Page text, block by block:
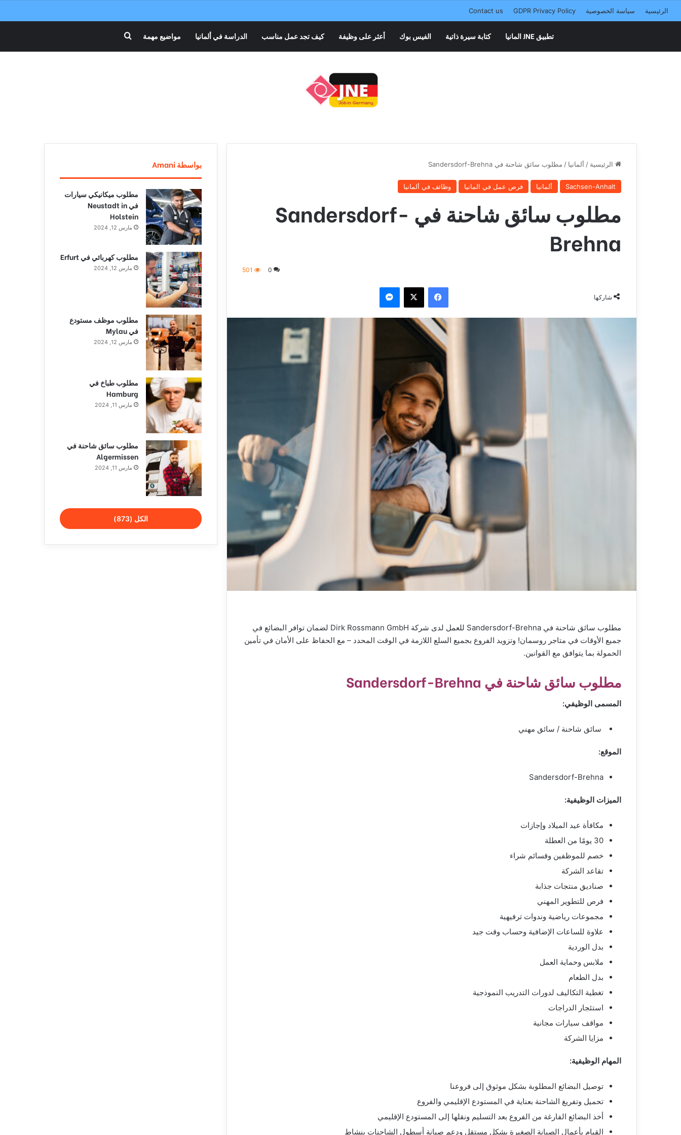
الرئيسية سياسة الخصوصية GDPR Privacy Policy
Contact us
تطبيق JNE المانيا كتابة سيرة ذاتية الفيس بوك أعثر على وظيفة كيف تجد عمل مناسب الدراسة في ألمانيا مواضيع مهمة
الرئيسية / ألمانيا / مطلوب سائق شاحنة في Sandersdorf-Brehna
Sachsen-Anhalt ألمانيا فرص عمل في المانيا وظائف في ألمانيا
مطلوب سائق شاحنة في Sandersdorf-
Brehna
0
501
شاركها
فيسبوك ‫X
مطلوب سائق شاحنة في Sandersdorf-Brehna للعمل لدى شركة Dirk Rossmann GmbH لضمان توافر البضائع في
جميع الأوقات في متاجر روسمان! وتزويد الفروع بجميع السلع اللازمة في الوقت المحدد – مع الحفاظ على الأمان في تأمين
الحمولة بما يتوافق مع القوانين.
مطلوب سائق شاحنة في Sandersdorf-Brehna
المسمى الوظيفي:
سائق شاحنة / سائق مهني
الموقع:
Sandersdorf-Brehna
الميزات الوظيفية:
مكافأة عيد الميلاد وإجازات
30 يومًا من العطلة
خصم للموظفين وقسائم شراء
تقاعد الشركة
صناديق منتجات جذابة
فرص للتطوير المهني
مجموعات رياضية وندوات ترفيهية
علاوة للساعات الإضافية وحساب وقت جيد
بدل الوردية
ملابس وحماية العمل
بدل الطعام
تغطية التكاليف لدورات التدريب النموذجية
استئجار الدراجات
مواقف سيارات مجانية
مزايا الشركة
المهام الوظيفية:
توصيل البضائع المطلوبة بشكل موثوق إلى فروعنا
تحميل وتفريغ الشاحنة بعناية في المستودع الإقليمي والفروع
أخذ البضائع الفارغة من الفروع بعد التسليم ونقلها إلى المستودع الإقليمي
القيام بأعمال الصيانة الصغيرة بشكل مستقل ودعم صيانة أسطول الشاحنات بنشاط
بواسطة Amani
مطلوب ميكانيكي سيارات
في Neustadt in
Holstein
مارس 12, 2024
مطلوب كهربائي في Erfurt
مارس 12, 2024
مطلوب موظف مستودع
في Mylau
مارس 12, 2024
مطلوب طباخ في
Hamburg
مارس 11, 2024
مطلوب سائق شاحنة في
Algermissen
مارس 11, 2024
الكل (873)